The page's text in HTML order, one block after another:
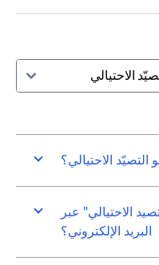
الاحتيالي
التصيّد الاحتيالي؟
الاحتيالي" عبر
البريد الإلكتروني؟